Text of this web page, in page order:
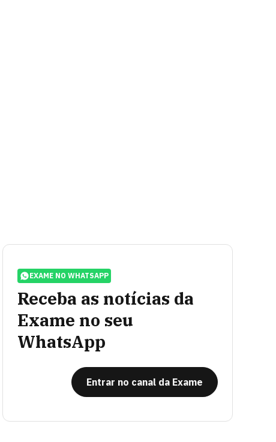
EXAME NO WHATSAPP
Receba as notícias da
Exame no seu
WhatsApp
Entrar no canal da Exame